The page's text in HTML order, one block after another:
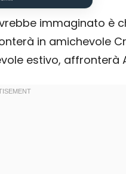
immaginato è
in amichevole
estivo, affronterà